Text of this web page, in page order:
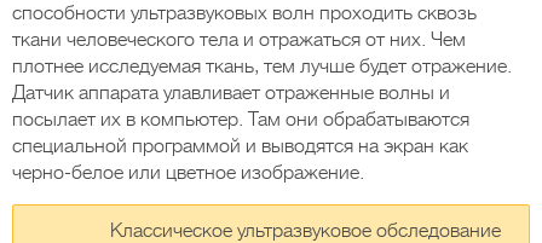
способности ультразвуковых волн проходить сквозь
ткани человеческого тела и отражаться от них. Чем
плотнее исследуемая ткань, тем лучше будет отражение.
Датчик аппарата улавливает отраженные волны и
посылает их в компьютер. Там они обрабатываются
специальной программой и выводятся на экран как
черно-белое или цветное изображение.
Классическое ультразвуковое обследование